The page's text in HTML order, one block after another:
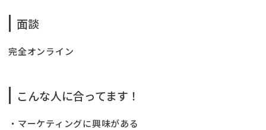
面談
完全オンライン
こんな人に合ってます！
・マーケティングに興味がある